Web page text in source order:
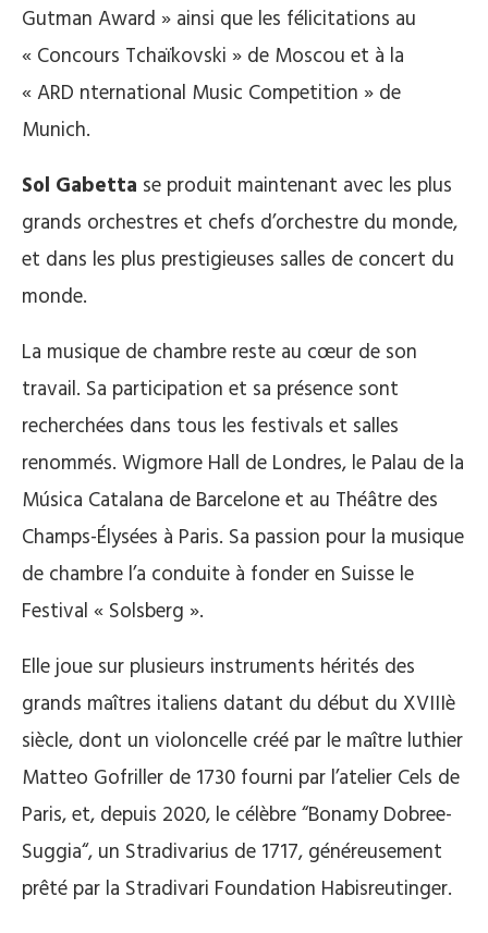
Gutman Award » ainsi que les félicitations au
« Concours Tchaïkovski » de Moscou et à la
« ARD nternational Music Competition » de
Munich.
Sol Gabetta se produit maintenant avec les plus
grands orchestres et chefs d’orchestre du monde,
et dans les plus prestigieuses salles de concert du
monde.
La musique de chambre reste au cœur de son
travail. Sa participation et sa présence sont
recherchées dans tous les festivals et salles
renommés. Wigmore Hall de Londres, le Palau de la
Música Catalana de Barcelone et au Théâtre des
Champs-Élysées à Paris. Sa passion pour la musique
de chambre l’a conduite à fonder en Suisse le
Festival « Solsberg ».
Elle joue sur plusieurs instruments hérités des
grands maîtres italiens datant du début du XVIIIè
siècle, dont un violoncelle créé par le maître luthier
Matteo Gofriller de 1730 fourni par l’atelier Cels de
Paris, et, depuis 2020, le célèbre “Bonamy Dobree-
Suggia“, un Stradivarius de 1717, généreusement
prêté par la Stradivari Foundation Habisreutinger.